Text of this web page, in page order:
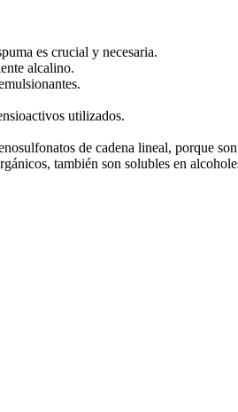
es crucial y necesaria.
alcalino.
utilizados.
de cadena lineal, porque
también son solubles en